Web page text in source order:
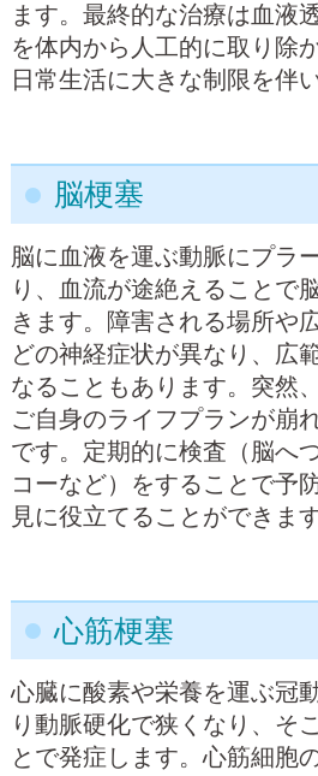
ます。最終的な治療は血液
を体内から人工的に取り除
日常生活に大きな制限を伴
脳梗塞
脳に血液を運ぶ動脈にプラ
り、血流が途絶えることで
きます。障害される場所や
どの神経症状が異なり、広
なることもあります。突然
ご自身のライフプランが崩
です。定期的に検査（脳へ
コーなど）をすることで予
見に役立てることができます
心筋梗塞
心臓に酸素や栄養を運ぶ冠
り動脈硬化で狭くなり、そ
とで発症します。心筋細胞